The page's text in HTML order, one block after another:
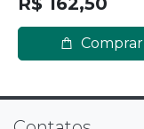
Comprar